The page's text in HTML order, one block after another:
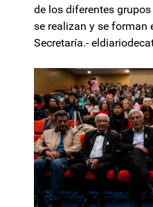
de los diferentes
se realizan y se forman
Secretaría.-